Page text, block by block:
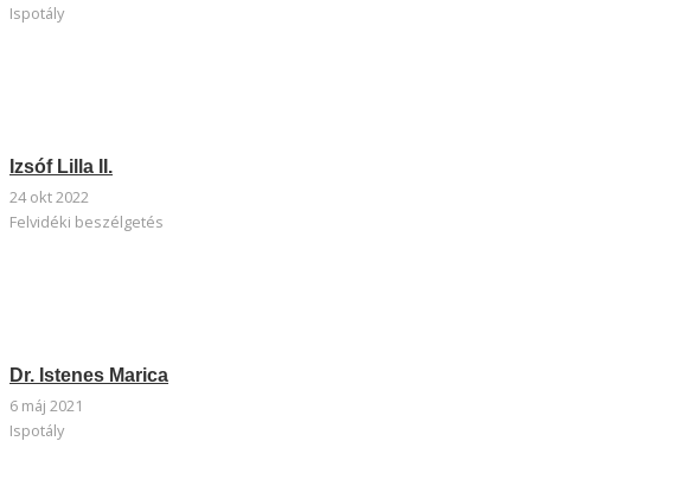
Ispotály
Izsóf Lilla II.
24 okt 2022
Felvidéki beszélgetés
Dr. Istenes Marica
6 máj 2021
Ispotály